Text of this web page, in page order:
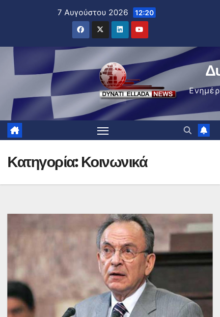
7 Αυγούστου 2026 12:20
Κατηγορία: Κοινωνικά